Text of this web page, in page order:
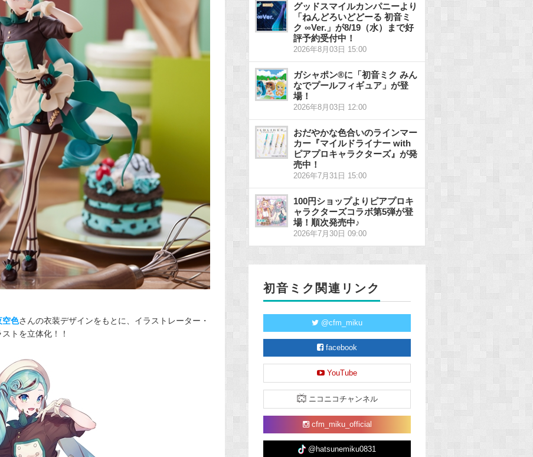
空色さんの衣装デザインをもとに、イラストレーター・
トを立体化！！
グッドスマイルカンパニーより
「ねんどろいどどーる 初音ミ
ク ∞Ver.」が8/19（水）まで好
評予約受付中！
2026年8月03日 15:00
ガシャポン®に「初音ミク みん
なでプールフィギュア」が登
場！
2026年8月03日 12:00
おだやかな色合いのラインマー
カー『マイルドライナー with
ピアプロキャラクターズ』が発
売中！
2026年7月31日 15:00
100円ショップよりピアプロキ
ャラクターズコラボ第5弾が登
場！順次発売中♪
2026年7月30日 09:00
初音ミク関連リンク
@cfm_miku
facebook
YouTube
ニコニコチャンネル
cfm_miku_official
@hatsunemiku0831